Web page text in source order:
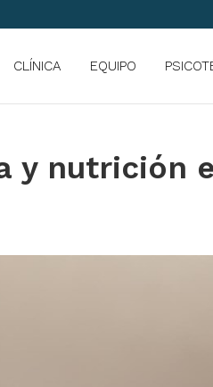
CLÍNICA EQUIPO
y nutrición